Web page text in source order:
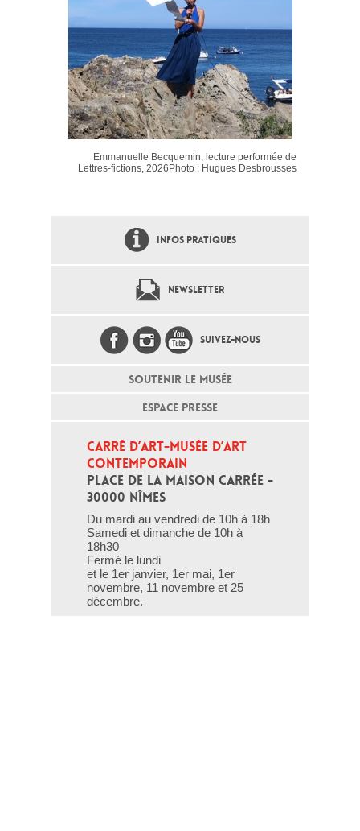
Emmanuelle Becquemin, lecture performée de
Lettres-fictions, 2026Photo : Hugues Desbrousses
INFOS PRATIQUES
NEWSLETTER
SUIVEZ-NOUS
SOUTENIR LE MUSÉE
ESPACE PRESSE
CARRÉ D’ART-MUSÉE D’ART
CONTEMPORAIN
PLACE DE LA MAISON CARRÉE -
30000 NÎMES
Du mardi au vendredi de 10h à 18h
Samedi et dimanche de 10h à
18h30
Fermé le lundi
et le 1er janvier, 1er mai, 1er
novembre, 11 novembre et 25
décembre.